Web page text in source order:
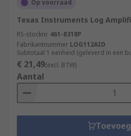
Op voorraad
Texas Instruments Log
RS-stocknr. 461-8318P
Fabrikantnummer LOG112AID
Subtotaal 1 eenheid (geleverd in een
€ 21,49(excl. BTW)
Aantal